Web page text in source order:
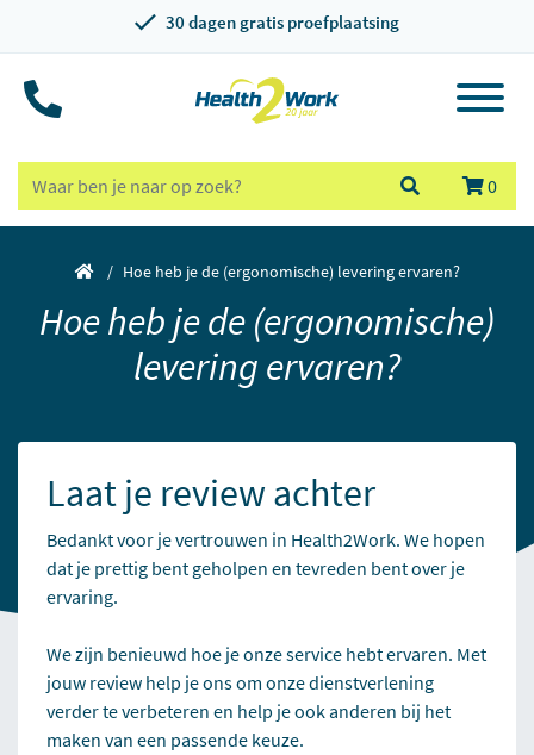
30 dagen gratis proefplaatsing
0
Hoe heb je de (ergonomische) levering ervaren?
Hoe heb je de (ergonomische)
levering ervaren?
Laat je review achter
Bedankt voor je vertrouwen in Health2Work. We hopen
dat je prettig bent geholpen en tevreden bent over je
ervaring.
We zijn benieuwd hoe je onze service hebt ervaren. Met
jouw review help je ons om onze dienstverlening
verder te verbeteren en help je ook anderen bij het
maken van een passende keuze.